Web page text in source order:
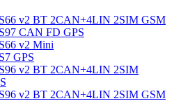
v2 BT 2CAN+4LIN 2SIM GSM
CAN FD GPS
v2 Mini
GPS
v2 BT 2CAN+4LIN 2SIM
v2 BT 2CAN+4LIN 2SIM GSM